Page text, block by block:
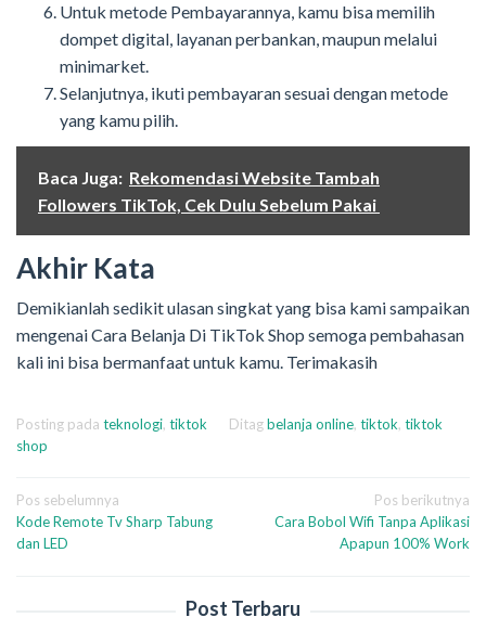
Untuk metode Pembayarannya, kamu bisa memilih
dompet digital, layanan perbankan, maupun melalui
minimarket.
Selanjutnya, ikuti pembayaran sesuai dengan metode
yang kamu pilih.
Baca Juga: Rekomendasi Website Tambah
Followers TikTok, Cek Dulu Sebelum Pakai
Akhir Kata
Demikianlah sedikit ulasan singkat yang bisa kami sampaikan
mengenai Cara Belanja Di TikTok Shop semoga pembahasan
kali ini bisa bermanfaat untuk kamu. Terimakasih
Posting pada teknologi, tiktok Ditagbelanja online, tiktok, tiktok
shop
Navigasi
pos
Pos sebelumnya
Kode Remote Tv Sharp Tabung
dan LED
Pos berikutnya
Cara Bobol Wifi Tanpa Aplikasi
Apapun 100% Work
Post Terbaru